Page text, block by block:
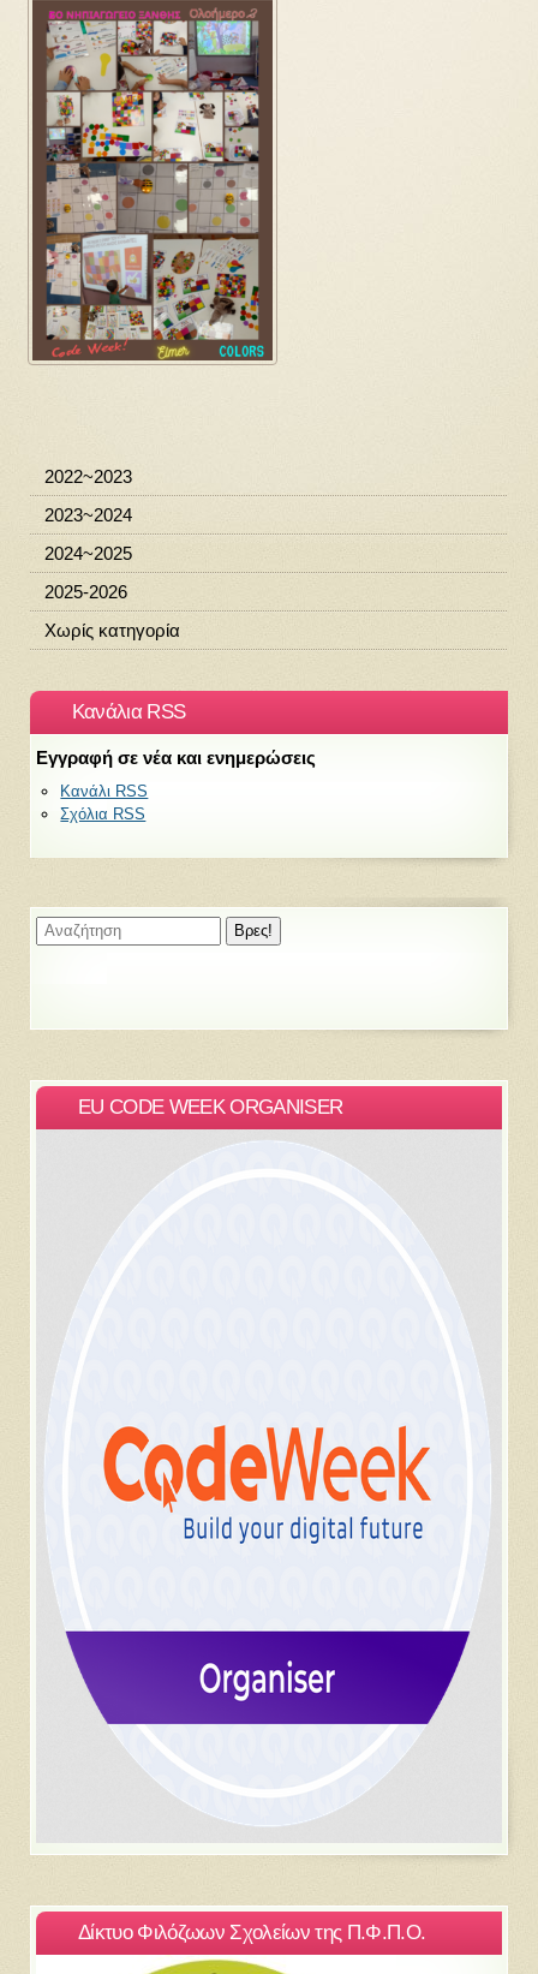
2022~2023
2023~2024
2024~2025
2025-2026
Χωρίς κατηγορία
Κανάλια RSS
Εγγραφή σε νέα και ενημερώσεις
Κανάλι RSS
Σχόλια RSS
EU CODE WEEK ORGANISER
Δίκτυο Φιλόζωων Σχολείων της Π.Φ.Π.Ο.